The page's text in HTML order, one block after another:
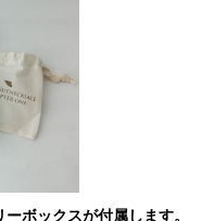
ボックスが付属します。